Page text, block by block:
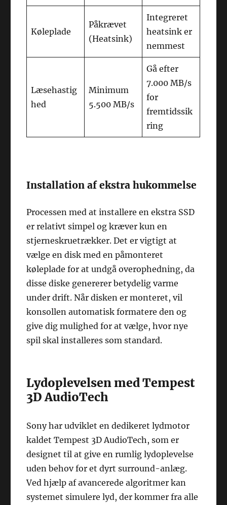
Køleplade
Påkrævet
(Heatsink)
Integreret
heatsink er
nemmest
Læsehastig
hed
Minimum
5.500 MB/s
Gå efter
7.000 MB/s
for
fremtidssik
ring
Installation af ekstra hukommelse
Processen med at installere en ekstra SSD
er relativt simpel og kræver kun en
stjerneskruetrækker. Det er vigtigt at
vælge en disk med en påmonteret
køleplade for at undgå overophedning, da
disse diske genererer betydelig varme
under drift. Når disken er monteret, vil
konsollen automatisk formatere den og
give dig mulighed for at vælge, hvor nye
spil skal installeres som standard.
Lydoplevelsen med Tempest
3D AudioTech
Sony har udviklet en dedikeret lydmotor
kaldet Tempest 3D AudioTech, som er
designet til at give en rumlig lydoplevelse
uden behov for et dyrt surround-anlæg.
Ved hjælp af avancerede algoritmer kan
systemet simulere lyd, der kommer fra alle